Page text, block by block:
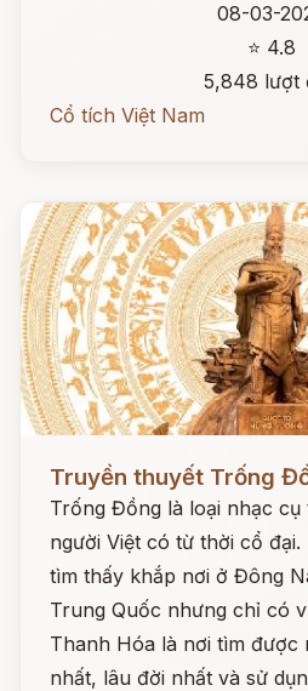
08-03-
⭐ 4.8
5,848 lượt
Cổ tích Việt Nam
Đọc ngay
Truyền thuyết Trống
Trống Đồng là loại nhạc
người Việt có từ thời cổ
tìm thấy khắp nơi ở Đông
Trung Quốc nhưng chỉ có
Thanh Hóa là nơi tìm được
nhất, lâu đời nhất và sử